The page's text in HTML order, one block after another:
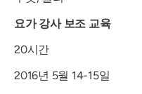
요가 강사 보조 교육
20시간
2016년 5월 14-15일